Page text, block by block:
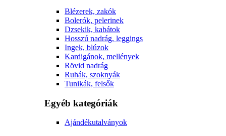
Blézerek, zakók
Bolerók, pelerinek
Dzsekik, kabátok
Hosszú nadrág, leggings
Ingek, blúzok
Kardigánok, mellények
Rövid nadrág
Ruhák, szoknyák
Tunikák, felsők
Egyéb kategóriák
Ajándékutalványok